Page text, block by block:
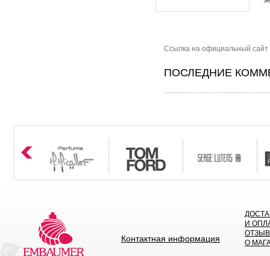
Сcылка на официальный сайт
ПОСЛЕДНИЕ
Контактная информация
И
О